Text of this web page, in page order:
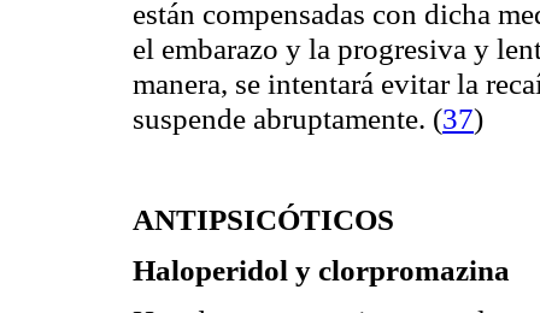
están compensadas con dicha
el embarazo y la progresiva y
manera, se intentará evitar la
suspende abruptamente. (37)
ANTIPSICÓTICOS
Haloperidol y clorpromazina